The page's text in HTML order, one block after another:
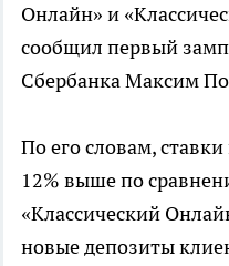
Онлайн» и
сообщил первый
Сбербанка Максим
По его словам,
12% выше по
«Классический
новые депозиты